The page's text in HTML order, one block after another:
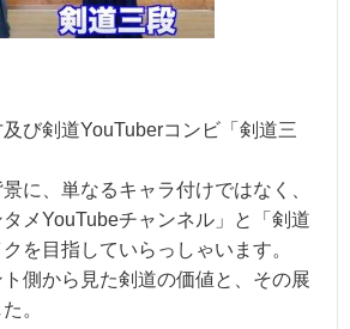
び剣道YouTuberコンビ「剣道三
に、単なるキャラ付けではなく、
メYouTubeチャンネル」と「剣道
を目指していらっしゃいます。
側から見た剣道の価値と、その展
。